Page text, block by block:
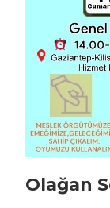
Olağan